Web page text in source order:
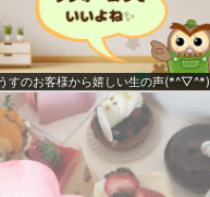
すのお客様から嬉しい生の声(*^▽^*)